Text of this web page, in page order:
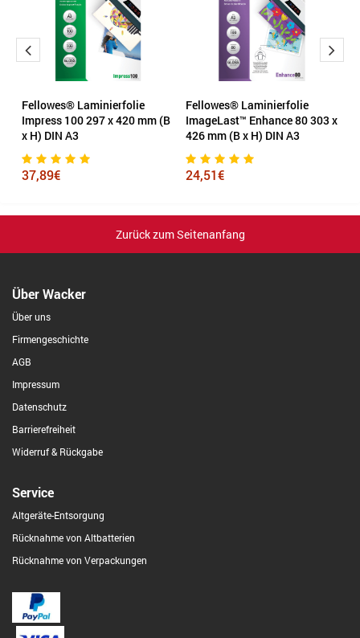
Fellowes® Laminierfolie
Impress 100 297 x 420 mm (B
x H) DIN A3
37,89€
Fellowes® Laminierfolie
ImageLast™ Enhance 80 303 x
426 mm (B x H) DIN A3
24,51€
Zurück zum Seitenanfang
Über Wacker
Über uns
Firmengeschichte
AGB
Impressum
Datenschutz
Barrierefreiheit
Widerruf & Rückgabe
Service
Altgeräte-Entsorgung
Rücknahme von Altbatterien
Rücknahme von Verpackungen